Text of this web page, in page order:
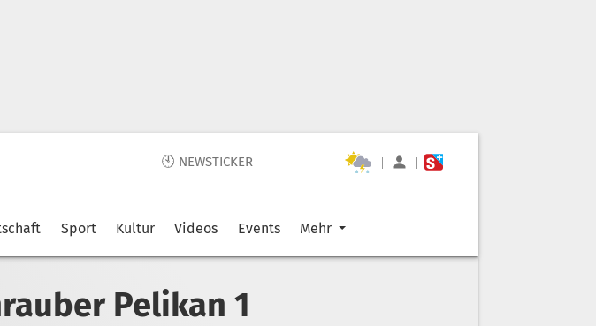
🕙 NEWSTICKER | |
Sport Kultur Videos Events Mehr
Pelikan 1